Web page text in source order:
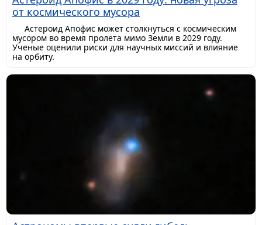
от космического мусора
Астероид Апофис может столкнуться с космическим
мусором во время пролета мимо Земли в 2029 году.
Ученые оценили риски для научных миссий и влияние
на орбиту.